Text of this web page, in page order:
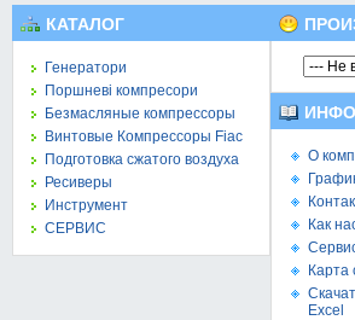
КАТАЛОГ
Генератори
Поршневі компресори
Безмасляные компрессоры
Винтовые Компрессоры Fiac
Подготовка сжатого воздуха
Ресиверы
Инструмент
СЕРВИС
О
Как
Карта
Excel